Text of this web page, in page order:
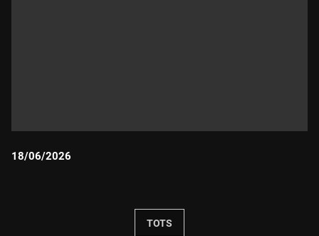
18/06/2026
TOTS